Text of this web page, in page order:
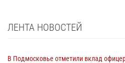
ЛЕНТА НОВОСТЕЙ
В Подмосковье отметили вклад